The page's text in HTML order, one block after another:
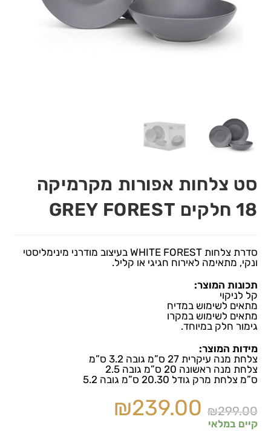
סט צלחות אפורות מקרמיקה
18 חלקים GREY FOREST
סדרת צלחות WHITE FOREST בעיצוב מודרני מינימליסטי
ונקי, מתאימה לאירוח חגיגי או קליל.
תכונות המוצר:
קל לניקוי
מתאים לשימוש במדיח
מתאים לשימוש במקרו
גימור חלק במיוחד.
מידות המוצר:
צלחת מנה עיקרית 27 ס”מ גובה 3.2 ס”מ
צלחת מנה ראשונה 20 ס”מ גובה 2.5
ס”מ צלחת מרק גודל 20.30 ס”מ גובה 5.2
₪299.00
₪239.00
קיים במלאי